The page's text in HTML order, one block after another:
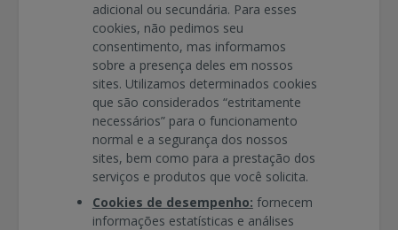
adicional ou secundária. Para esses
cookies, não pedimos seu
consentimento, mas informamos
sobre a presença deles em nossos
sites. Utilizamos determinados cookies
que são considerados “estritamente
necessários” para o funcionamento
normal e a segurança dos nossos
sites, bem como para a prestação dos
serviços e produtos que você solicita.
Cookies de desempenho: fornecem
informações estatísticas e análises